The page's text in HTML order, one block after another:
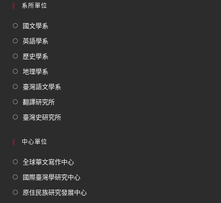
系所單位
國文學系
英語學系
歷史學系
地理學系
臺灣語文學系
翻譯研究所
臺灣史研究所
中心單位
全球華文寫作中心
國際臺灣學研究中心
原住民族研究發展中心